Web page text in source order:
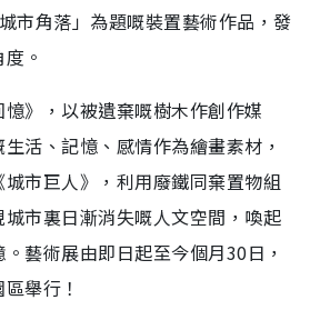
市角落」為題嘅裝置藝術作品，發
。
》，以被遺棄嘅樹木作創作媒
活、記憶、感情作為繪畫素材，
市巨人》，利用廢鐵同棄置物組
市裏日漸消失嘅人文空間，喚起
藝術展由即日起至今個月30日，
舉行！